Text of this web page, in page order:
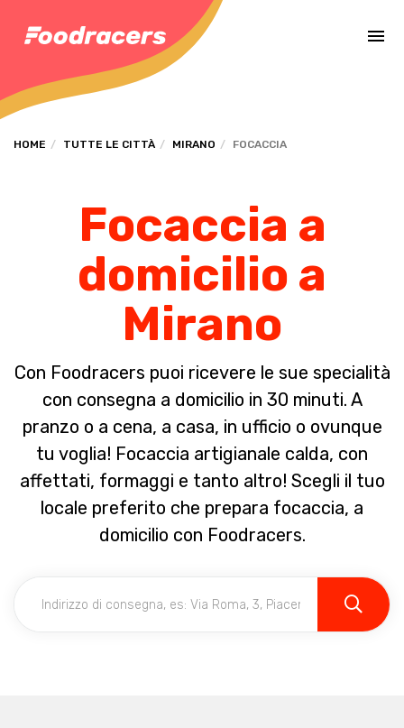
HOME TUTTE LE CITTÀ MIRANO FOCACCIA
Focaccia a
domicilio a
Mirano
Con Foodracers puoi ricevere le sue specialità
con consegna a domicilio in 30 minuti. A
pranzo o a cena, a casa, in ufficio o ovunque
tu voglia! Focaccia artigianale calda, con
affettati, formaggi e tanto altro! Scegli il tuo
locale preferito che prepara focaccia, a
domicilio con Foodracers.